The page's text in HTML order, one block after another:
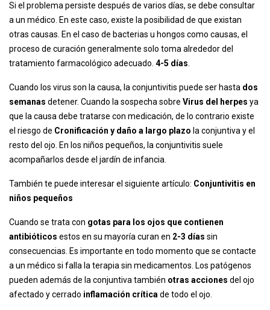
Si el problema persiste después de varios días, se debe consultar
a un médico. En este caso, existe la posibilidad de que existan
otras causas. En el caso de bacterias u hongos como causas, el
proceso de curación generalmente solo toma alrededor del
tratamiento farmacológico adecuado. 4-5 días
Cuando los virus son la causa, la conjuntivitis puede ser hasta dos
semanas detener. Cuando la sospecha sobre Virus del herpes ya
que la causa debe tratarse con medicación, de lo contrario existe
el riesgo de Cronificación y daño a largo plazo la conjuntiva y el
resto del ojo. En los niños pequeños, la conjuntivitis suele
acompañarlos desde el jardín de infancia.
También te puede interesar el siguiente artículo: Conjuntivitis en
niños pequeños
Cuando se trata con gotas para los ojos que contienen
antibióticos estos en su mayoría curan en 2-3 días sin
consecuencias. Es importante en todo momento que se contacte
a un médico si falla la terapia sin medicamentos. Los patógenos
pueden además de la conjuntiva también otras acciones del ojo
afectado y cerrado inflamación crítica de todo el ojo.